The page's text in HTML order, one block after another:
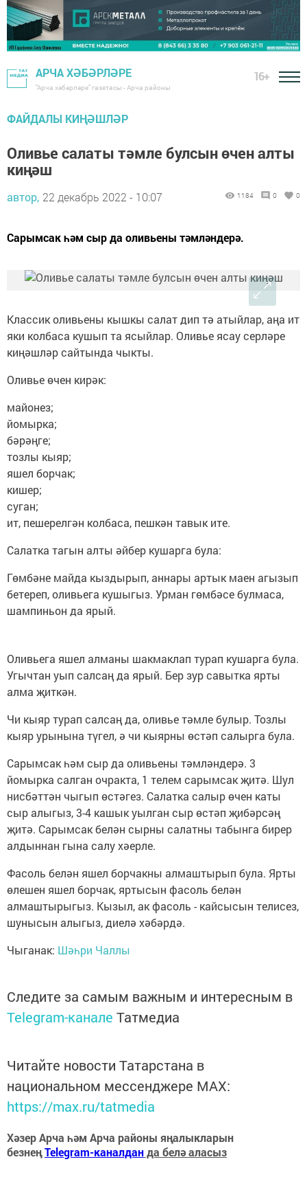
АРЧА ХӘБӘРЛӘРЕ
"Арча хәбәрләре" газетасы - Арча районы
16+
ФАЙДАЛЫ КИҢӘШЛӘР
Оливье салаты тәмле булсын өчен алты
киңәш
автор, 22 декабрь 2022 - 10:07 1184 0 0
Сарымсак һәм сыр да оливьены тәмләндерә.
Классик оливьены кышкы салат дип тә атыйлар, аңа ит
яки колбаса кушып та ясыйлар. Оливье ясау серләре
киңәшләр сайтында чыкты.
Оливье өчен кирәк:
майонез;
йомырка;
бәрәңге;
тозлы кыяр;
яшел борчак;
кишер;
суган;
ит, пешерелгән колбаса, пешкән тавык ите.
Салатка тагын алты әйбер кушарга була:
Гөмбәне майда кыздырып, аннары артык маен агызып
бетереп, оливьега кушыгыз. Урман гөмбәсе булмаса,
шампиньон да ярый.
Оливьега яшел алманы шакмаклап турап кушарга була.
Угычтан уып салсаң да ярый. Бер зур савытка ярты
алма җиткән.
Чи кыяр турап салсаң да, оливье тәмле булыр. Тозлы
кыяр урынына түгел, ә чи кыярны өстәп салырга була.
Сарымсак һәм сыр да оливьены тәмләндерә. 3
йомырка салган очракта, 1 телем сарымсак җитә. Шул
нисбәттән чыгып өстәгез. Салатка салыр өчен каты
сыр алыгыз, 3-4 кашык уылган сыр өстәп җибәрсәң
җитә. Сарымсак белән сырны салатны табынга бирер
алдыннан гына салу хәерле.
Фасоль белән яшел борчакны алмаштырып була. Ярты
өлешен яшел борчак, яртысын фасоль белән
алмаштырыгыз. Кызыл, ак фасоль - кайсысын телисез,
шунысын алыгыз, диелә хәбәрдә.
Чыганак: Шәһри Чаллы
Следите за самым важным и интересным в
Telegram-канале Татмедиа
Читайте новости Татарстана в
национальном мессенджере MАХ:
https://max.ru/tatmedia
Хәзер Арча һәм Арча районы яңалыкларын
безнеңTelegram-каналданда белә аласыз